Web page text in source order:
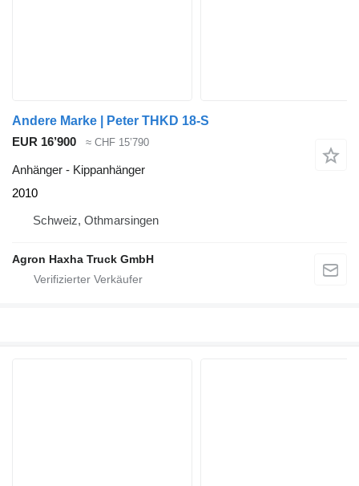
Andere Marke | Peter THKD 18-S
EUR 16’900
≈ CHF 15’790
Anhänger - Kippanhänger
2010
Schweiz, Othmarsingen
Agron Haxha Truck GmbH